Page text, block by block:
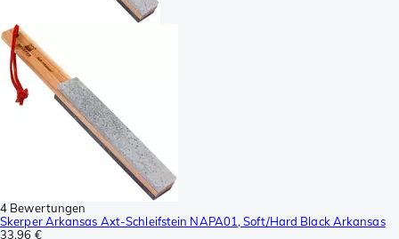
4 Bewertungen
Skerper Arkansas Axt-Schleifstein NAPA01, Soft/Hard Black Arkansas
33,96 €